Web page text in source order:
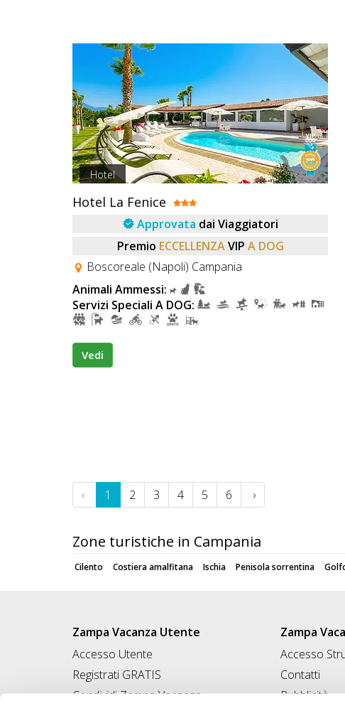
Hotel
Hotel La Fenice
Approvata dai Viaggiatori
Premio ECCELLENZA VIP A DOG
Boscoreale (Napoli) Campania
Animali Ammessi:
Servizi Speciali A DOG:
Vedi
‹ 1 2 3 4 5 6 ›
Zone turistiche in Campania
Cilento Costiera amalfitana Ischia Penisola sorrentina
Zampa Vacanza Utente
Accesso Utente
Registrati GRATIS
Condividi Zampa Vacanza
Zampa
Accesso
Contatti
Pubblicità